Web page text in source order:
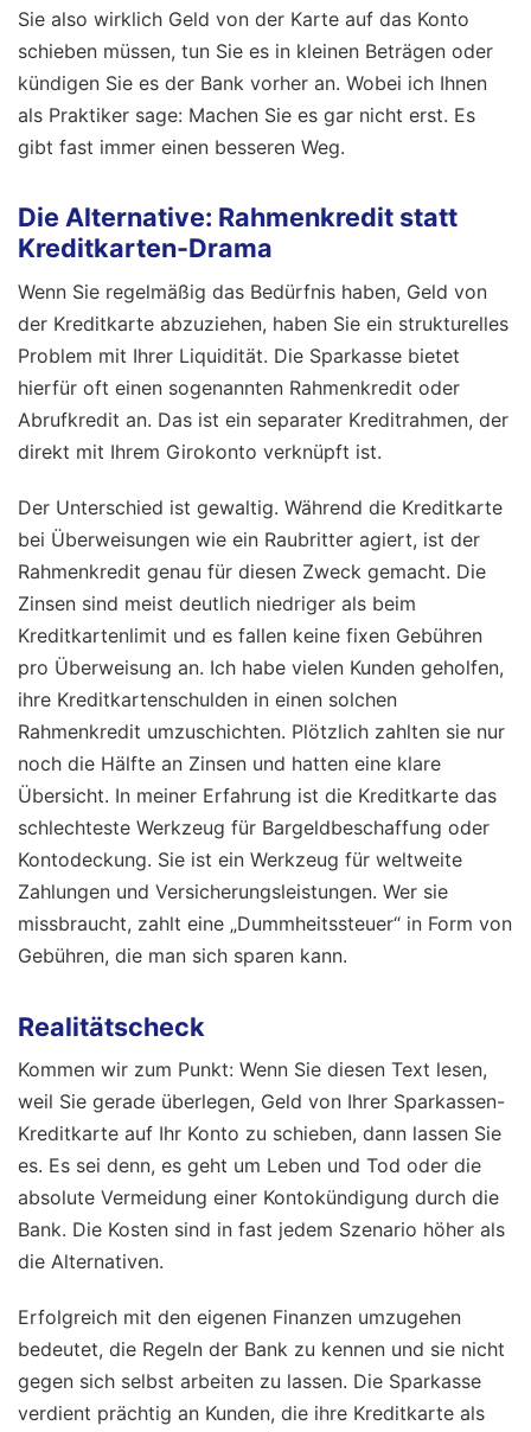
Sie also wirklich Geld von der Karte auf das Konto
schieben müssen, tun Sie es in kleinen Beträgen oder
kündigen Sie es der Bank vorher an. Wobei ich Ihnen
als Praktiker sage: Machen Sie es gar nicht erst. Es
gibt fast immer einen besseren Weg.
Die Alternative: Rahmenkredit statt
Kreditkarten-Drama
Wenn Sie regelmäßig das Bedürfnis haben, Geld von
der Kreditkarte abzuziehen, haben Sie ein strukturelles
Problem mit Ihrer Liquidität. Die Sparkasse bietet
hierfür oft einen sogenannten Rahmenkredit oder
Abrufkredit an. Das ist ein separater Kreditrahmen, der
direkt mit Ihrem Girokonto verknüpft ist.
Der Unterschied ist gewaltig. Während die Kreditkarte
bei Überweisungen wie ein Raubritter agiert, ist der
Rahmenkredit genau für diesen Zweck gemacht. Die
Zinsen sind meist deutlich niedriger als beim
Kreditkartenlimit und es fallen keine fixen Gebühren
pro Überweisung an. Ich habe vielen Kunden geholfen,
ihre Kreditkartenschulden in einen solchen
Rahmenkredit umzuschichten. Plötzlich zahlten sie nur
noch die Hälfte an Zinsen und hatten eine klare
Übersicht. In meiner Erfahrung ist die Kreditkarte das
schlechteste Werkzeug für Bargeldbeschaffung oder
Kontodeckung. Sie ist ein Werkzeug für weltweite
Zahlungen und Versicherungsleistungen. Wer sie
missbraucht, zahlt eine „Dummheitssteuer“ in Form von
Gebühren, die man sich sparen kann.
Realitätscheck
Kommen wir zum Punkt: Wenn Sie diesen Text lesen,
weil Sie gerade überlegen, Geld von Ihrer Sparkassen-
Kreditkarte auf Ihr Konto zu schieben, dann lassen Sie
es. Es sei denn, es geht um Leben und Tod oder die
absolute Vermeidung einer Kontokündigung durch die
Bank. Die Kosten sind in fast jedem Szenario höher als
die Alternativen.
Erfolgreich mit den eigenen Finanzen umzugehen
bedeutet, die Regeln der Bank zu kennen und sie nicht
gegen sich selbst arbeiten zu lassen. Die Sparkasse
verdient prächtig an Kunden, die ihre Kreditkarte als